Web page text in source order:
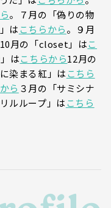
。７月の「偽りの物
はこちらから。９月
月の「closet」はこ
はこちらから12月の
染まる紅」はこちら
ら ３月の「サミシナ
ルループ」はこちら